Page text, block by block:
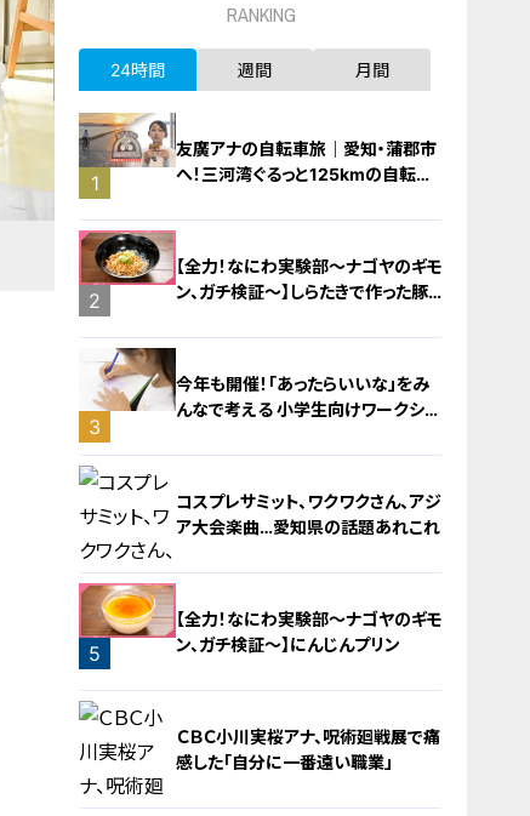
RANKING
24時間 週間 月間
1
友廣アナの自転車旅｜愛知・蒲郡市
へ！三河湾ぐるっと125kmの自転車
2
【全力！なにわ実験部～ナゴヤのギモ
ン、ガチ検証～】しらたきで作った豚
3
今年も開催！「あったらいいな」をみ
んなで考える 小学生向けワークショ
4
コスプレサミット、ワクワクさん、アジ
ア大会楽曲…愛知県の話題あれこれ
5
【全力！なにわ実験部～ナゴヤのギモ
ン、ガチ検証～】にんじんプリン
ＣＢＣ小川実桜アナ、呪術廻戦展で痛
感した「自分に一番遠い職業」